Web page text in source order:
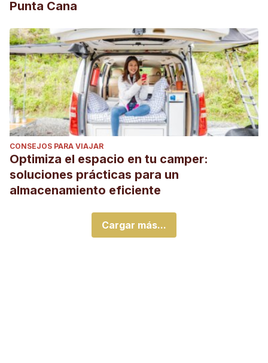
Punta Cana
CONSEJOS PARA VIAJAR
Optimiza el espacio en tu camper:
soluciones prácticas para un
almacenamiento eficiente
Cargar más...